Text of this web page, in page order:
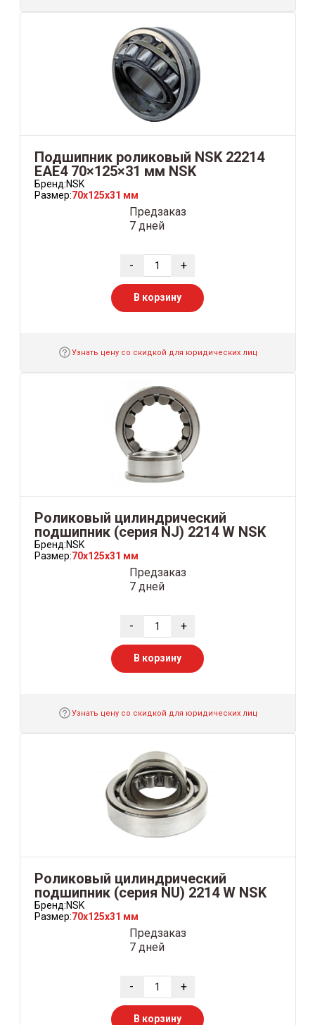
Подшипник роликовый NSK 22214
ЕAE4 70×125×31 мм NSK
Бренд:NSK
Размер:70x125x31 мм
Предзаказ
7 дней
- +
В корзину
Узнать цену со скидкой для юридических лиц
Роликовый цилиндрический
подшипник (серия NJ) 2214 W NSK
Бренд:NSK
Размер:70x125x31 мм
Предзаказ
7 дней
- +
В корзину
Узнать цену со скидкой для юридических лиц
Роликовый цилиндрический
подшипник (серия NU) 2214 W NSK
Бренд:NSK
Размер:70x125x31 мм
Предзаказ
7 дней
- +
В корзину